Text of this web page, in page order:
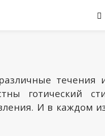
течения
готический
И в каждом